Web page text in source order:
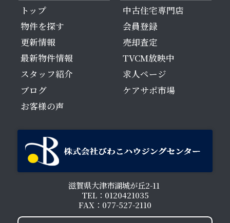
トップ
物件を探す
更新情報
最新物件情報
スタッフ紹介
ブログ
お客様の声
中古住宅専門店
会員登録
売却査定
TVCM放映中
求人ページ
ケアサポ市場
滋賀県大津市湖城が丘2-11
TEL：0120421035
FAX：077-527-2110